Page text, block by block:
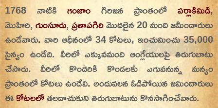
1768 నాటికిగంజాం గిరిజన ప్రాంతంలోపర్లాకిమిడి,
మొహిరి,గుంసూరు,ప్రతాపగిరిమొదలైన 20 మంది జమీందారులు
ఉండేవారు. వారి ఆధీనంలో 34 కోటలు, ఇంచుమించు 35,000
సైన్యం ఉండేది. వీరిలో ఎక్కువమంది ఆంగ్లేయులపై తిరుగుబాటు
చేసారు. వీరిలో కొందరికి కొండలకు ఎగువనున్న మన్యం
ప్రాంతంలో కోటలు ఉండేవి. అందువలన ఓడిపోయిన జమిందారులు
ఈకోటలలోతలదాచుకుని తిరుగుబాటును కొనసాగించేవారు.